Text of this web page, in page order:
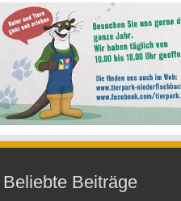
Beliebte Beiträge